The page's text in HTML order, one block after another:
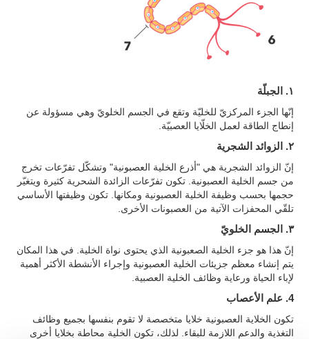
١. الجبلّة
إنّها الجزء المركزيّ للخليّة وتقع في الجسم الخلويّ وهي مسؤولة عن
إنطاج الطاقة لعمل الخلّايا العصبيّة.
٢. الزوائد الشجرية
إنّ الزوائد الشجرية هي "أذرع الخلية العصبونية" وتشكّل تفرّعات تخرج
من جسم الخلية العصبونية. تكون تفرّعات الزائدة الشحرية كثيرة ويتغيّر
حجمها بحسب وظيفة الخلية العصبونية ومكانها. تكون وظيفتها الأساسي
تلقّي المحفزات الآتية من العصبونات الأخرى.
٣. الجسم الخلويّ
إنّ هذا هو جزء الخلية الصعبونية الذي يحتوى نواة الخلية. في هذا المكان
يتم إنشاء معظم جزيئات الخلية العصبونية وإجراء الأنشطة الأكثر أهمية
لإباء الحياة ورعاية وظائف الخلية العصبية.
4. علم الأعصاب
تكون الخلاية العصبونية خلايا متخصصة لا تقوم بنفسها بجميع وظائف
التغذية والدعم اللازمة للبقاء. لذلك، تكون الخلية محاطة بخلايا أخرى